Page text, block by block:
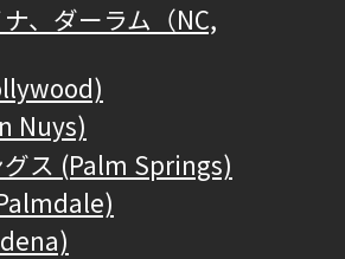
、ダーラム（NC,
Nuys)
ス (Palm Springs)